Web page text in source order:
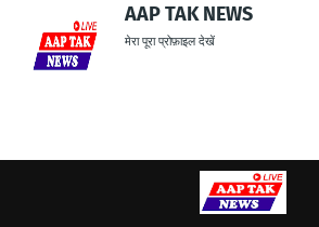
AAP TAK NEWS
मेरा पूरा प्रोफ़ाइल देखें